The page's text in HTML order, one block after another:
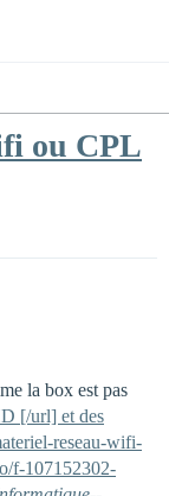
ou CPL
la box est pas
[/url] et des
reseau-wifi-
f-107152302-